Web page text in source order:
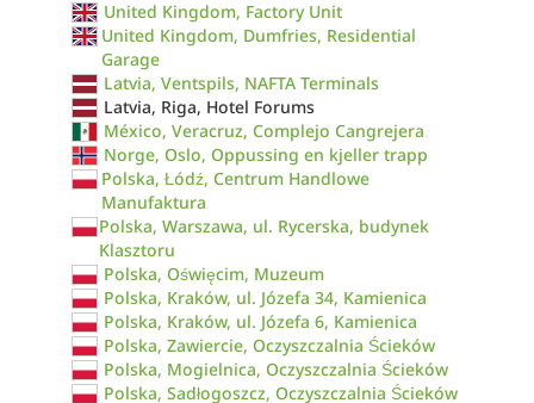
United Kingdom, Factory Unit
United Kingdom, Dumfries, Residential
Garage
Latvia, Ventspils, NAFTA Terminals
Latvia, Riga, Hotel Forums
México, Veracruz, Complejo Cangrejera
Norge, Oslo, Oppussing en kjeller trapp
Polska, Łódź, Centrum Handlowe
Manufaktura
Polska, Warszawa, ul. Rycerska, budynek
Klasztoru
Polska, Oświęcim, Muzeum
Polska, Kraków, ul. Józefa 34, Kamienica
Polska, Kraków, ul. Józefa 6, Kamienica
Polska, Zawiercie, Oczyszczalnia Ścieków
Polska, Mogielnica, Oczyszczalnia Ścieków
Polska, Sadłogoszcz, Oczyszczalnia Ścieków